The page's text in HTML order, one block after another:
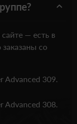
— есть в
со
Advanced 309.
Advanced 308.